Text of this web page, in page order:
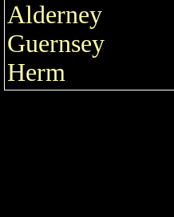
Alderney
Guernsey
Herm